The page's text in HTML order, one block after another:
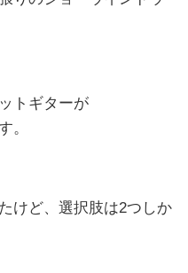
トギターが
。
けど、選択肢は2つしか